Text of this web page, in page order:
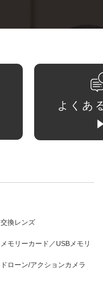
よくあ
交換レンズ
メモリーカード／USBメモリ
ドローン/アクションカメラ